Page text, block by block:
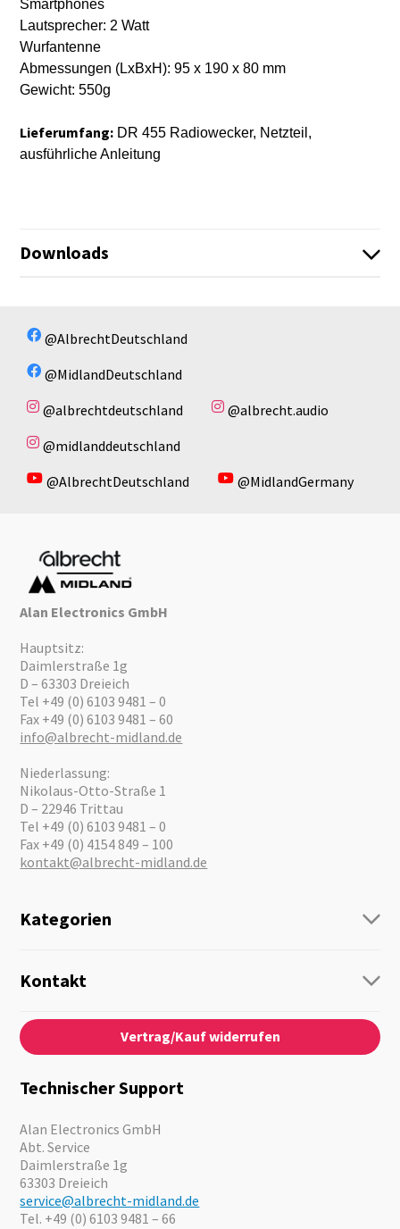
Smartphones
Lautsprecher: 2 Watt
Wurfantenne
Abmessungen (LxBxH): 95 x 190 x 80 mm
Gewicht: 550g
Lieferumfang: DR 455 Radiowecker, Netzteil,
ausführliche Anleitung
Downloads
DR455_Anleitung_Manual_2025_1.pdf
@AlbrechtDeutschland
@MidlandDeutschland
@albrechtdeutschland
@albrecht.audio
@midlanddeutschland
@AlbrechtDeutschland
@MidlandGermany
Alan Electronics GmbH
Hauptsitz:
Daimlerstraße 1g
D – 63303 Dreieich
Tel +49 (0) 6103 9481 – 0
Fax +49 (0) 6103 9481 – 60
info@albrecht-midland.de
Niederlassung:
Nikolaus-Otto-Straße 1
D – 22946 Trittau
Tel +49 (0) 6103 9481 – 0
Fax +49 (0) 4154 849 – 100
kontakt@albrecht-midland.de
Kategorien
Personenführung
Audio
Notfallvorsorge
Motorrad
Angebote
Kontakt
Kontaktformular
Über Uns
News
Karriere
Kataloge
Vertrag/Kauf widerrufen
Technischer Support
Alan Electronics GmbH
Abt. Service
Daimlerstraße 1g
63303 Dreieich
service@albrecht-midland.de
Tel. +49 (0) 6103 9481 – 66